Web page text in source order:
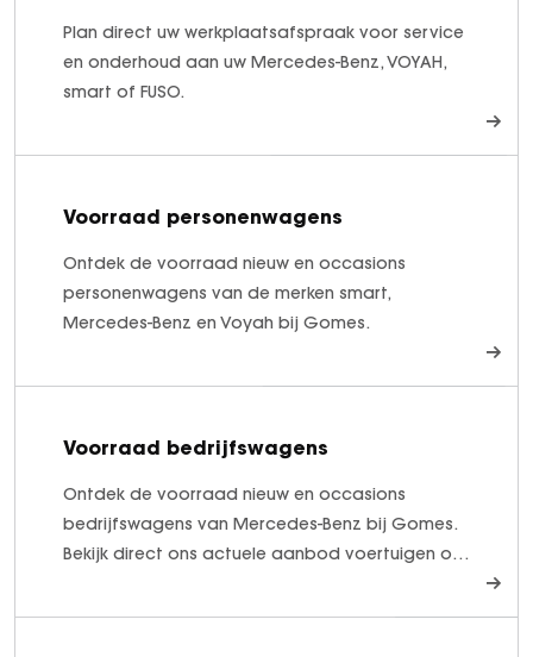
Plan direct uw werkplaatsafspraak voor service
en onderhoud aan uw Mercedes-Benz, VOYAH,
smart of FUSO.
Voorraad personenwagens
Ontdek de voorraad nieuw en occasions
personenwagens van de merken smart,
Mercedes-Benz en Voyah bij Gomes.
Voorraad bedrijfswagens
Ontdek de voorraad nieuw en occasions
bedrijfswagens van Mercedes-Benz bij Gomes.
Bekijk direct ons actuele aanbod voertuigen op